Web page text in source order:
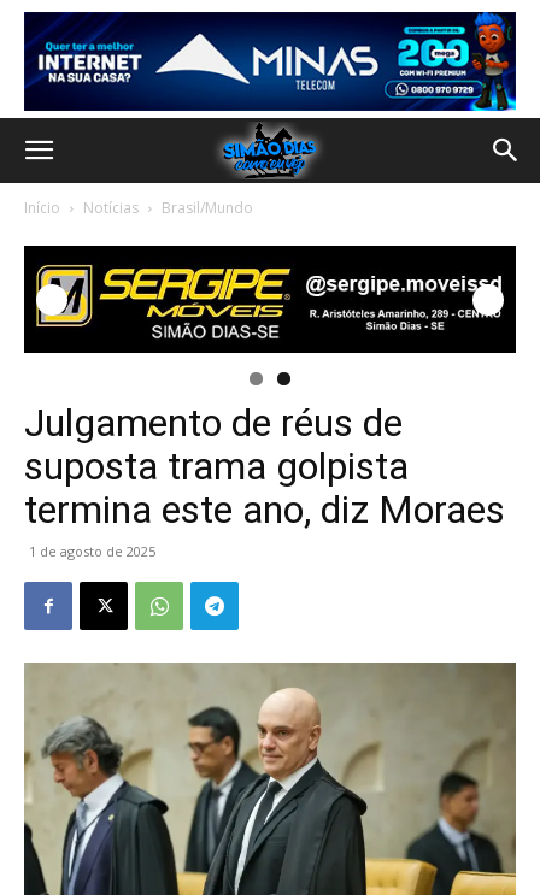
Início Notícias Brasil/Mundo
Julgamento de réus de
suposta trama golpista
termina este ano, diz Moraes
1 de agosto de 2025